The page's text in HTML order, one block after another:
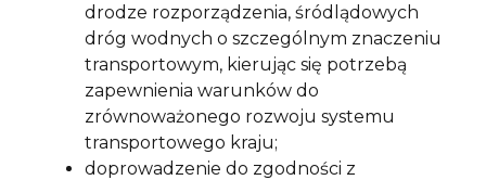
drodze rozporządzenia, śródlądowych
dróg wodnych o szczególnym znaczeniu
transportowym, kierując się potrzebą
zapewnienia warunków do
zrównoważonego rozwoju systemu
transportowego kraju;
doprowadzenie do zgodności z